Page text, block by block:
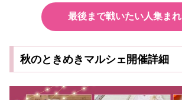
最後まで戦いたい人集ま
秋のときめきマルシェ開催詳細